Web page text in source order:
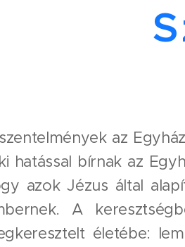
az
hatással bírnak az
azok Jézus által
A
életébe: